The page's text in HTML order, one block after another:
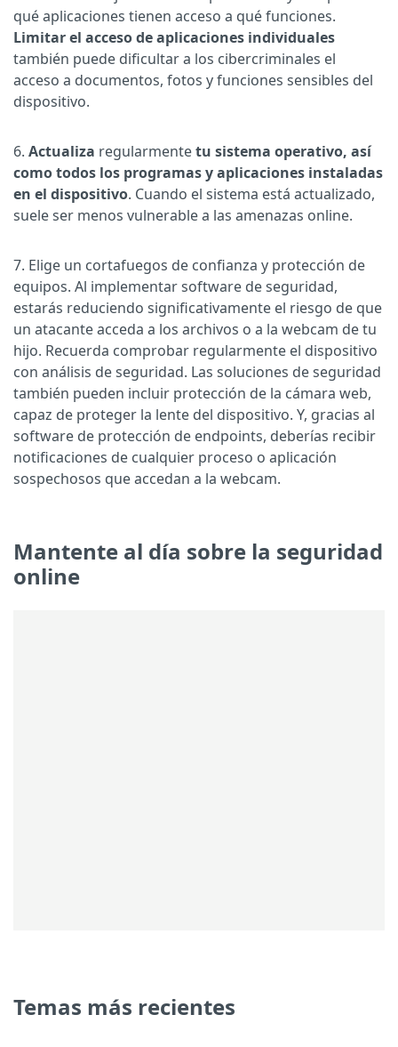
qué aplicaciones tienen acceso a qué funciones.
Limitar el acceso de aplicaciones individuales
también puede dificultar a los cibercriminales el
acceso a documentos, fotos y funciones sensibles del
dispositivo.
6. Actualiza regularmentetu sistema operativo, así
como todos los programas y aplicaciones instaladas
en el dispositivo. Cuando el sistema está actualizado,
suele ser menos vulnerable a las amenazas online.
7. Elige un cortafuegos de confianza y protección de
equipos. Al implementar software de seguridad,
estarás reduciendo significativamente el riesgo de que
un atacante acceda a los archivos o a la webcam de tu
hijo. Recuerda comprobar regularmente el dispositivo
con análisis de seguridad. Las soluciones de seguridad
también pueden incluir protección de la cámara web,
capaz de proteger la lente del dispositivo. Y, gracias al
software de protección de endpoints, deberías recibir
notificaciones de cualquier proceso o aplicación
sospechosos que accedan a la webcam.
Mantente al día sobre la seguridad
online
Temas más recientes